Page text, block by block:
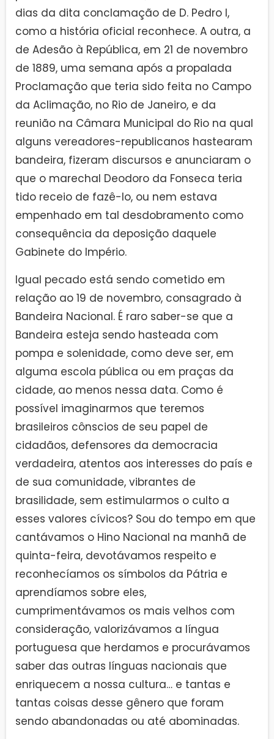
dias da dita conclamação de D. Pedro I,
como a história oficial reconhece. A outra, a
de Adesão à República, em 21 de novembro
de 1889, uma semana após a propalada
Proclamação que teria sido feita no Campo
da Aclimação, no Rio de Janeiro, e da
reunião na Câmara Municipal do Rio na qual
alguns vereadores-republicanos hastearam
bandeira, fizeram discursos e anunciaram o
que o marechal Deodoro da Fonseca teria
tido receio de fazê-lo, ou nem estava
empenhado em tal desdobramento como
consequência da deposição daquele
Gabinete do Império.
Igual pecado está sendo cometido em
relação ao 19 de novembro, consagrado à
Bandeira Nacional. É raro saber-se que a
Bandeira esteja sendo hasteada com
pompa e solenidade, como deve ser, em
alguma escola pública ou em praças da
cidade, ao menos nessa data. Como é
possível imaginarmos que teremos
brasileiros cônscios de seu papel de
cidadãos, defensores da democracia
verdadeira, atentos aos interesses do país e
de sua comunidade, vibrantes de
brasilidade, sem estimularmos o culto a
esses valores cívicos? Sou do tempo em que
cantávamos o Hino Nacional na manhã de
quinta-feira, devotávamos respeito e
reconhecíamos os símbolos da Pátria e
aprendíamos sobre eles,
cumprimentávamos os mais velhos com
consideração, valorizávamos a língua
portuguesa que herdamos e procurávamos
saber das outras línguas nacionais que
enriquecem a nossa cultura… e tantas e
tantas coisas desse gênero que foram
sendo abandonadas ou até abominadas.